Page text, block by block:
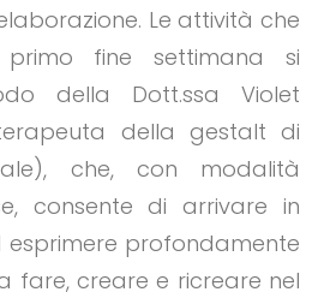
Le attività che
fine settimana si
della Dott.ssa Violet
della gestalt di
che, con modalità
consente di arrivare in
profondamente
fare, creare e ricreare nel